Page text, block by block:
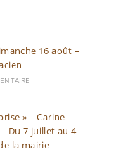
16 août –
» – Carine
Du 7 juillet au 4
la mairie